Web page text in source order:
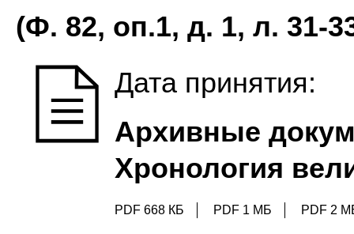
(Ф. 82, оп.1, д. 1, л. 31-
Дата принятия:
Архивные
Хронология
PDF 668 КБ PDF 1 МБ PDF 2